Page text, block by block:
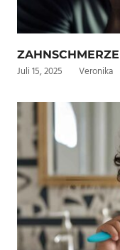
Juli 15, 2025 Veronika